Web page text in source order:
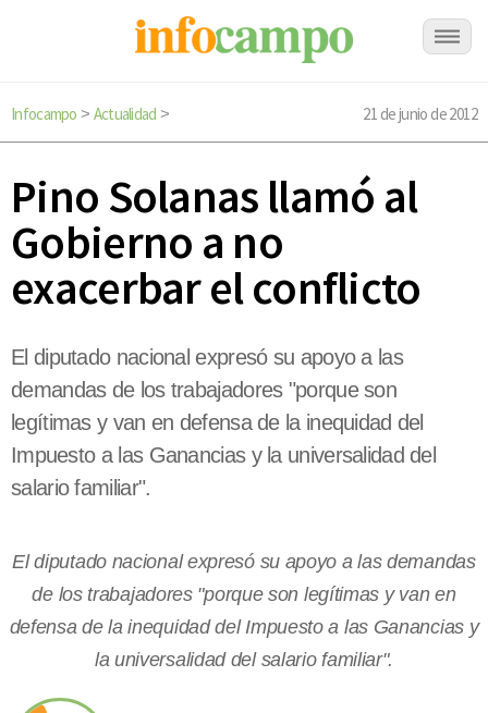
Infocampo > Actualidad > 21 de junio de 2012
Pino Solanas llamó al
Gobierno a no
exacerbar el conflicto
El diputado nacional expresó su apoyo a las
demandas de los trabajadores "porque son
legítimas y van en defensa de la inequidad del
Impuesto a las Ganancias y la universalidad del
salario familiar".
El diputado nacional expresó su apoyo a las demandas
de los trabajadores "porque son legítimas y van en
defensa de la inequidad del Impuesto a las Ganancias y
la universalidad del salario familiar".